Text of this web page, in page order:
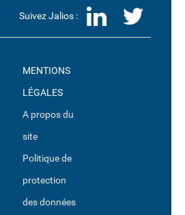
Suivez Jalios :
MENTIONS
LÉGALES
A propos du
site
Politique de
protection
des données